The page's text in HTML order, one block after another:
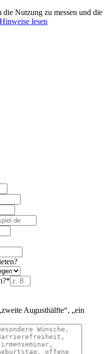
Nutzung zu messen und die
lesen
*
Augusthälfte“, „ein